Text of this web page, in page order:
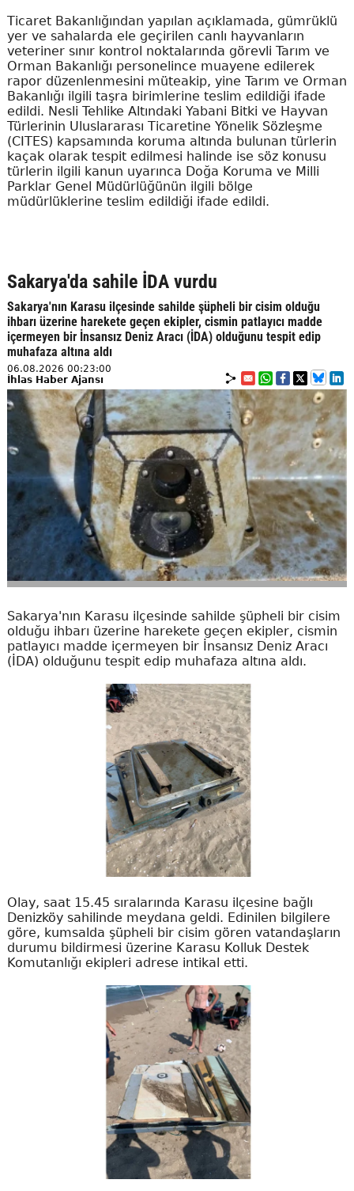
Ticaret Bakanlığından yapılan açıklamada, gümrüklü
yer ve sahalarda ele geçirilen canlı hayvanların
veteriner sınır kontrol noktalarında görevli Tarım ve
Orman Bakanlığı personelince muayene edilerek
rapor düzenlenmesini müteakip, yine Tarım ve Orman
Bakanlığı ilgili taşra birimlerine teslim edildiği ifade
edildi. Nesli Tehlike Altındaki Yabani Bitki ve Hayvan
Türlerinin Uluslararası Ticaretine Yönelik Sözleşme
(CITES) kapsamında koruma altında bulunan türlerin
kaçak olarak tespit edilmesi halinde ise söz konusu
türlerin ilgili kanun uyarınca Doğa Koruma ve Milli
Parklar Genel Müdürlüğünün ilgili bölge
müdürlüklerine teslim edildiği ifade edildi.
Sakarya'da sahile İDA vurdu
Sakarya'nın Karasu ilçesinde sahilde şüpheli bir cisim olduğu
ihbarı üzerine harekete geçen ekipler, cismin patlayıcı madde
içermeyen bir İnsansız Deniz Aracı (İDA) olduğunu tespit edip
muhafaza altına aldı
06.08.2026 00:23:00
İhlas Haber Ajansı
Sakarya'nın Karasu ilçesinde sahilde şüpheli bir cisim
olduğu ihbarı üzerine harekete geçen ekipler, cismin
patlayıcı madde içermeyen bir İnsansız Deniz Aracı
(İDA) olduğunu tespit edip muhafaza altına aldı.
Olay, saat 15.45 sıralarında Karasu ilçesine bağlı
Denizköy sahilinde meydana geldi. Edinilen bilgilere
göre, kumsalda şüpheli bir cisim gören vatandaşların
durumu bildirmesi üzerine Karasu Kolluk Destek
Komutanlığı ekipleri adrese intikal etti.